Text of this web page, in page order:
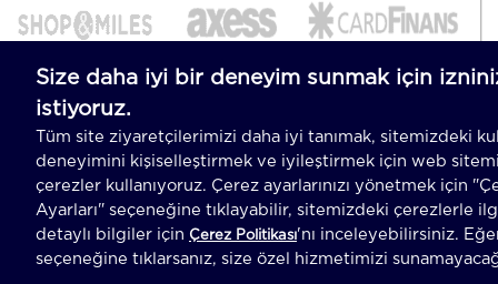
T-SoftE-TicaretSistemleriyle Hazırlanmıştır.